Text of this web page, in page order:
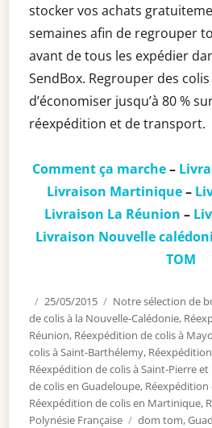
stocker vos achats
semaines afin de regrouper
avant de tous les expédier
SendBox. Regrouper des
d’économiser jusqu’à 80 %
réexpédition et de transport.
Comment ça marche–
Livraison Martinique–
Livraison La Réunion –
Livraison Nouvelle
TOM
Publié
le
25/05/2015 Catégories
Notre sélection de
de colis à la Nouvelle-Calédonie,
Réunion, Réexpédition de colis à
colis à Saint-Barthélemy,
Réexpédition de colis à Saint-Pierre
de colis en Guadeloupe, Réexpédition
Réexpédition de colis en Martinique,
Polynésie Française
Étiquettes
dom tom,